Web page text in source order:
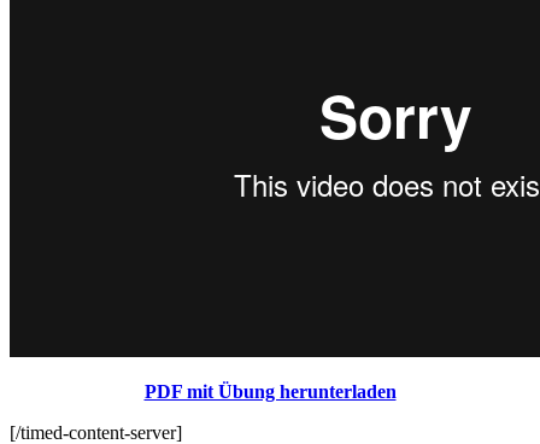
PDF mit Übung herunterladen
[/timed-content-server]